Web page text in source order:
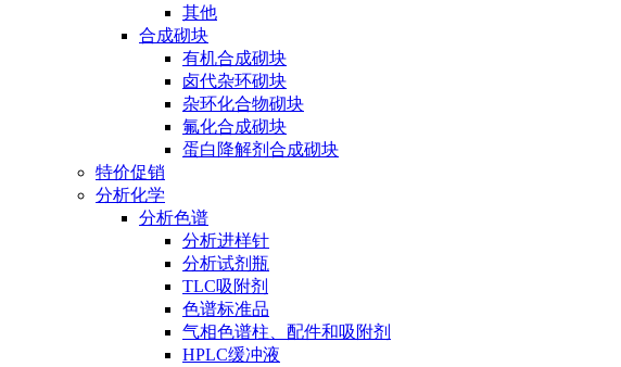
其他
合成砌块
有机合成砌块
卤代杂环砌块
杂环化合物砌块
氟化合成砌块
蛋白降解剂合成砌块
特价促销
分析化学
分析色谱
分析进样针
分析试剂瓶
TLC吸附剂
色谱标准品
气相色谱柱、配件和吸附剂
HPLC缓冲液